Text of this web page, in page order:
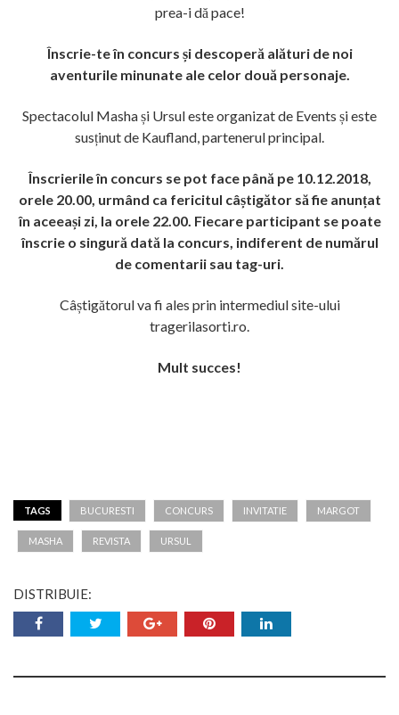
prea-i dă pace!
Înscrie-te în concurs și descoperă alături de noi
aventurile minunate ale celor două personaje.
Spectacolul Masha și Ursul este organizat de Events și este
susținut de Kaufland, partenerul principal.
Înscrierile în concurs se pot face până pe 10.12.2018,
orele 20.00, urmând ca fericitul câștigător să fie anunțat
în aceeași zi, la orele 22.00. Fiecare participant se poate
înscrie o singură dată la concurs, indiferent de numărul
de comentarii sau tag-uri.
Câștigătorul va fi ales prin intermediul site-ului
tragerilasorti.ro.
Mult succes!
TAGS BUCURESTI CONCURS INVITATIE MARGOT
MASHA REVISTA URSUL
DISTRIBUIE: